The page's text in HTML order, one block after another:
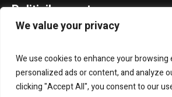
We value your privacy
We use cookies to enhance your browsing
personalized ads or content, and analyze
clicking "Accept All", you consent to our
Politicile noastre
GDPR